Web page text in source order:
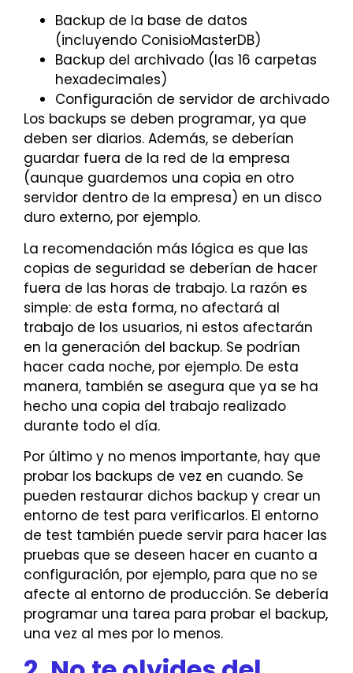
Backup de la base de datos
(incluyendo ConisioMasterDB)
Backup del archivado (las 16 carpetas
hexadecimales)
Configuración de servidor de archivado
Los backups se deben programar, ya que
deben ser diarios. Además, se deberían
guardar fuera de la red de la empresa
(aunque guardemos una copia en otro
servidor dentro de la empresa) en un disco
duro externo, por ejemplo.
La recomendación más lógica es que las
copias de seguridad se deberían de hacer
fuera de las horas de trabajo. La razón es
simple: de esta forma, no afectará al
trabajo de los usuarios, ni estos afectarán
en la generación del backup. Se podrían
hacer cada noche, por ejemplo. De esta
manera, también se asegura que ya se ha
hecho una copia del trabajo realizado
durante todo el día.
Por último y no menos importante, hay que
probar los backups de vez en cuando. Se
pueden restaurar dichos backup y crear un
entorno de test para verificarlos. El entorno
de test también puede servir para hacer las
pruebas que se deseen hacer en cuanto a
configuración, por ejemplo, para que no se
afecte al entorno de producción. Se debería
programar una tarea para probar el backup,
una vez al mes por lo menos.